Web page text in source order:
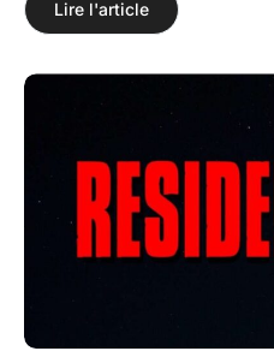
Lire l'article